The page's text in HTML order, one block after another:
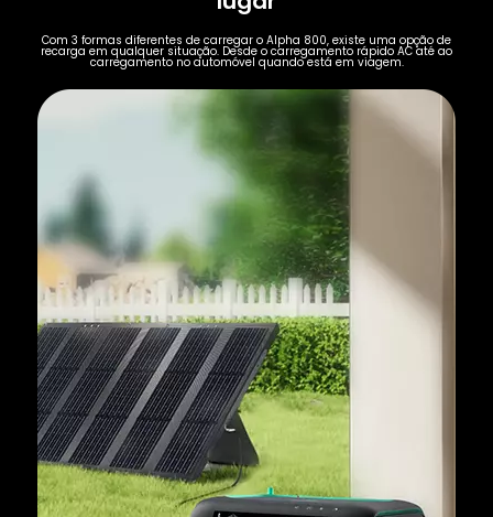
Com 3 formas diferentes de carregar o Alpha 800, existe uma opção de
recarga em qualquer situação. Desde o carregamento rápido AC até ao
carregamento no automóvel quando está em viagem.